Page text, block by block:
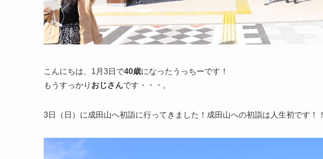
こんにちは、1月3日で40歳になったうっちーです！
もうすっかり おじさんです・・・。
3日（日）に成田山へ初詣に行ってきました！成田山への初詣は人生初です！！